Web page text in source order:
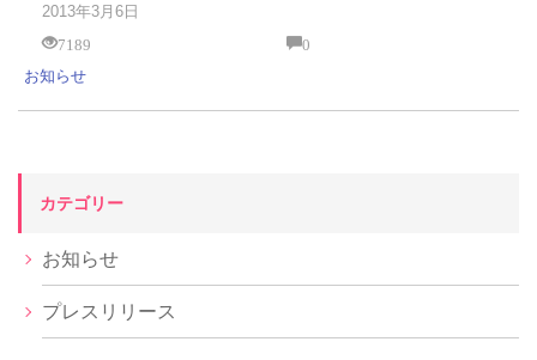
2013年3月6日
7189
0
お知らせ
カテゴリー
お知らせ
プレスリリース